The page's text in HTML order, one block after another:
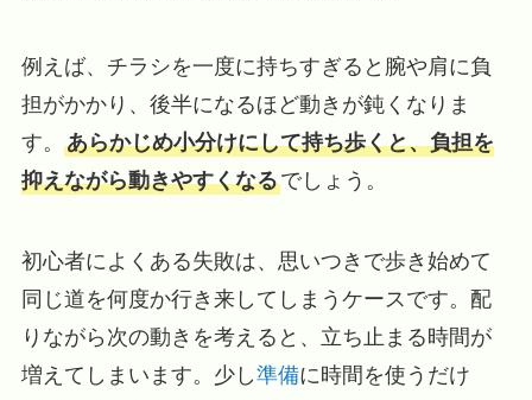
例えば、チラシを一度に持ちすぎると腕や肩に負
担がかかり、後半になるほど動きが鈍くなりま
す。 あらかじめ小分けにして持ち歩くと、負担を
抑えながら動きやすくなるでしょう。
初心者によくある失敗は、思いつきで歩き始めて
同じ道を何度か行き来してしまうケースです。配
りながら次の動きを考えると、立ち止まる時間が
増えてしまいます。少し準備に時間を使うだけ